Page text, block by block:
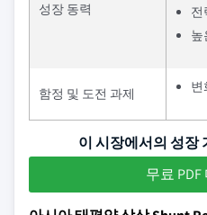
성장 동력
전
높
함정 및 도전 과제 변
이 시장에서의 성장
무료